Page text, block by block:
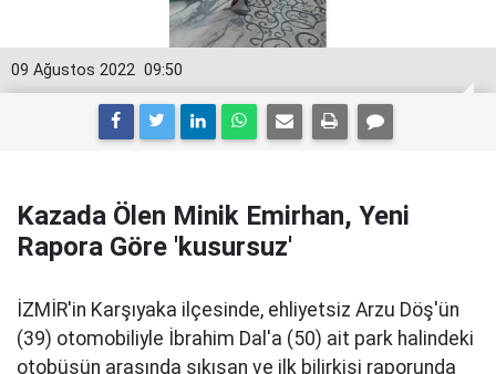
09:50
09 Ağustos 2022
Kazada Ölen Minik Emirhan, Yeni
Rapora Göre 'kusursuz'
İZMİR'in Karşıyaka ilçesinde, ehliyetsiz Arzu Döş'ün
(39) otomobiliyle İbrahim Dal'a (50) ait park halindeki
otobüsün arasında sıkışan ve ilk bilirkişi raporunda